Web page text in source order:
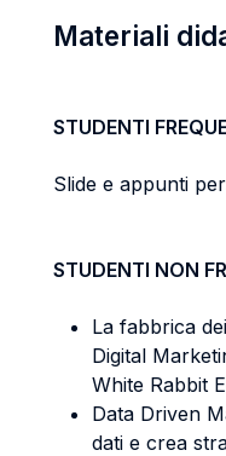
Materiali
STUDENTI
Slide e appunti
STUDENTI NON
La fabbrica
Digital
White Rabbit
Data Driven
dati e crea